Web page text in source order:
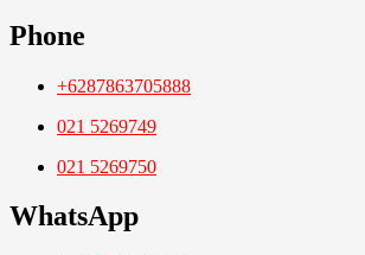
Phone
+6287863705888
021 5269749
021 5269750
WhatsApp